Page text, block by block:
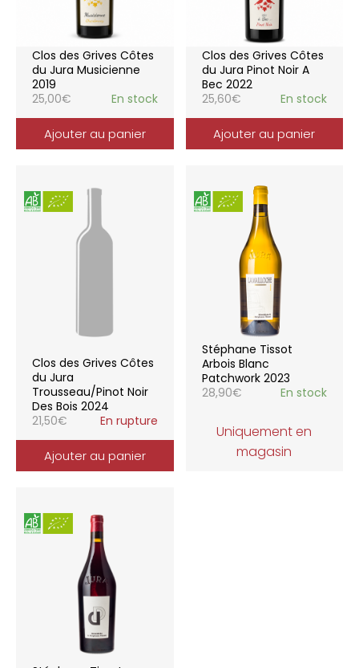
Clos des Grives Côtes
du Jura Musicienne
2019
25,00€ En stock
Ajouter au panier
Clos des Grives Côtes
du Jura Pinot Noir A
Bec 2022
25,60€ En stock
Ajouter au panier
Clos des Grives Côtes
du Jura
Trousseau/Pinot Noir
Des Bois 2024
21,50€ En rupture
Ajouter au panier
Stéphane Tissot
Arbois Blanc
Patchwork 2023
28,90€ En stock
Uniquement en
magasin